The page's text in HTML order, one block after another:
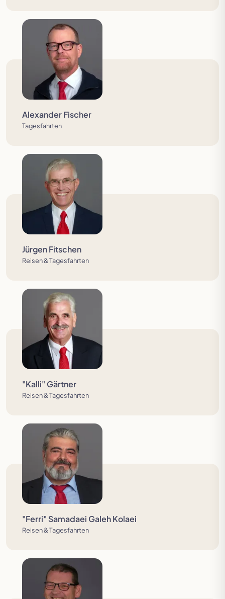
Alexander Fischer
Tagesfahrten
Jürgen Fitschen
Reisen & Tagesfahrten
"Kalli" Gärtner
Reisen & Tagesfahrten
"Ferri" Samadaei Galeh Kolaei
Reisen & Tagesfahrten